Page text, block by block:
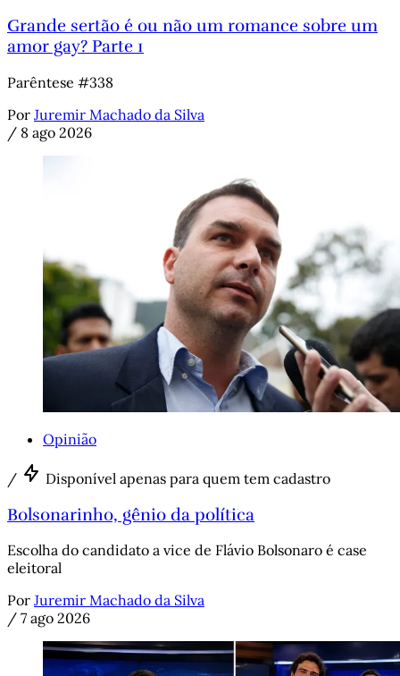
Grande sertão é ou não um romance sobre um
amor gay? Parte 1
Parêntese #338
Por Juremir Machado da Silva
/ 8 ago 2026
Opinião
/ Disponível apenas para quem tem cadastro
Bolsonarinho, gênio da política
Escolha do candidato a vice de Flávio Bolsonaro é case
eleitoral
Por Juremir Machado da Silva
/ 7 ago 2026